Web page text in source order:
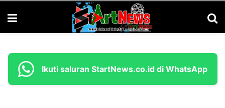
Ikuti saluran StartNews.co.id di WhatsApp